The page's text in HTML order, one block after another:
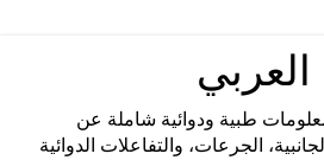
العربي
طبية ودوائية شاملة عن
الجرعات، والتفاعلات الدوائية